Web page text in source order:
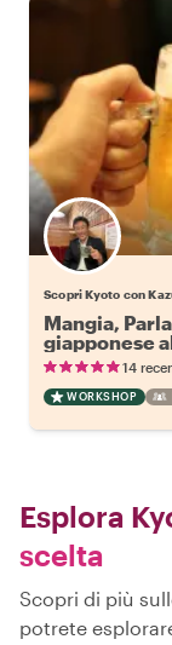
Scopri Kyoto con
Mangia,
giapponese
14
WORKSHOP
Esplora
scelta
Scopri di più
potrete